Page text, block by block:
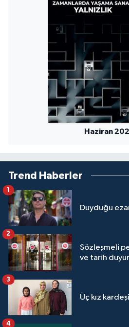
Haziran
Trend Haberler
Duyduğu
1
Sözleşmeli
ve tarih
2
Üç kız
3
4
Trabzon Müftülüğü
Tunceli Müftülüğü
Uşak Müftülüğü
Van Müftülüğü
Zonguldak Müftülüğü